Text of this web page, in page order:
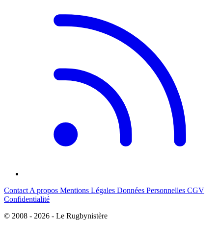
Contact A propos Mentions Légales Données Personnelles CGV
Confidentialité
© 2008 - 2026 - Le Rugbynistère